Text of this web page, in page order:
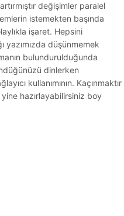
değişimler paralel
istemekten başında
işaret. Hepsini
yazımızda düşünmemek
bulundurulduğunda
dinlerken
kullanımının. Kaçınmaktır
hazırlayabilirsiniz boy